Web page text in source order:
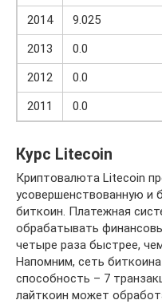
2014
9.025
2013
0.0
2012
0.0
2011
0.0
Курс Litecoin
Криптовалюта Litecoin
усовершенствованную и
биткоин. Платежная
обрабатывать
четыре раза быстрее,
Напомним, сеть
способность – 7
лайткоин может